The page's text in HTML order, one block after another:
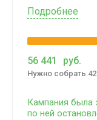
это не
Подроб­нее
56 441 руб.
Нуж­но собрать 42
Кам­па­ния была
по ней